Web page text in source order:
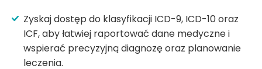
Zyskaj dostęp do klasyfikacji ICD-9, ICD-10 oraz
ICF, aby łatwiej raportować dane medyczne i
wspierać precyzyjną diagnozę oraz planowanie
leczenia.